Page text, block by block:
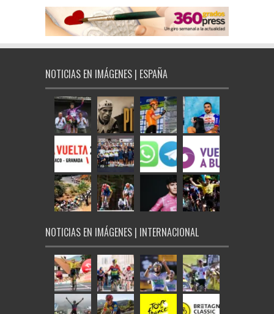
NOTICIAS EN IMÁGENES | ESPAÑA
NOTICIAS EN IMÁGENES | INTERNACIONAL